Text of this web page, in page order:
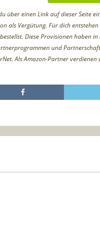
über einen Link auf dieser Seite
als Vergütung. Für dich
Diese Provisionen haben
und
Als Amazon-Partner